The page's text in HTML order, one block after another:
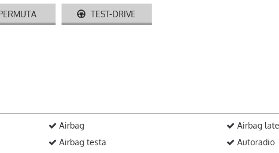
TEST-DRIVE
Airbag
Airbag testa
Airbag
Autoradio